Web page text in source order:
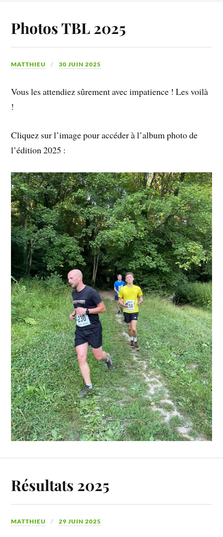
Photos TBL 2025
MATTHIEU 30 JUIN 2025
Vous les attendiez sûrement avec impatience ! Les voilà
!
Cliquez sur l’image pour accéder à l’album photo de
l’édition 2025 :
Résultats 2025
MATTHIEU 29 JUIN 2025